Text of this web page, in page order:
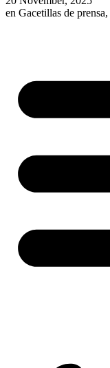
en Gacetillas de prensa,